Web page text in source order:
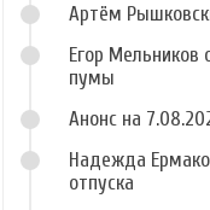
Артём
Егор Мельников
пумы
Анонс на
Надежда
отпуска